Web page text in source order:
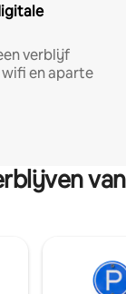
verblijf
en aparte